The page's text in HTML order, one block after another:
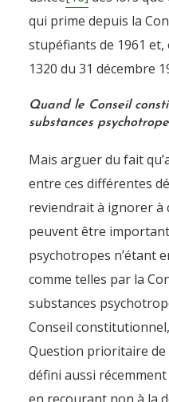
Drogue,
By Pierre-
qui prime depuis la
stupéfiants de 1961 et,
1320 du 31 décembre
Quand le Conseil
substances
Mais arguer du fait
entre ces différentes
reviendrait à ignorer à
peuvent être
psychotropes n’étant
comme telles par la
substances
Conseil
Question prioritaire
défini aussi